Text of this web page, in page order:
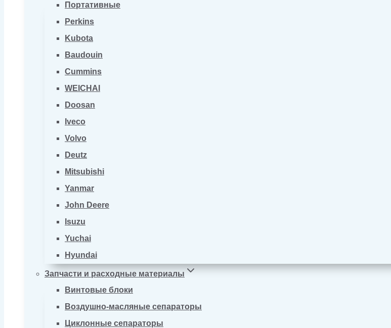
Портативные
Perkins
Kubota
Baudouin
Cummins
WEICHAI
Doosan
Iveco
Volvo
Deutz
Mitsubishi
Yanmar
John Deere
Isuzu
Yuchai
Hyundai
Запчасти и расходные материалы
Винтовые блоки
Воздушно-масляные сепараторы
Циклонные сепараторы